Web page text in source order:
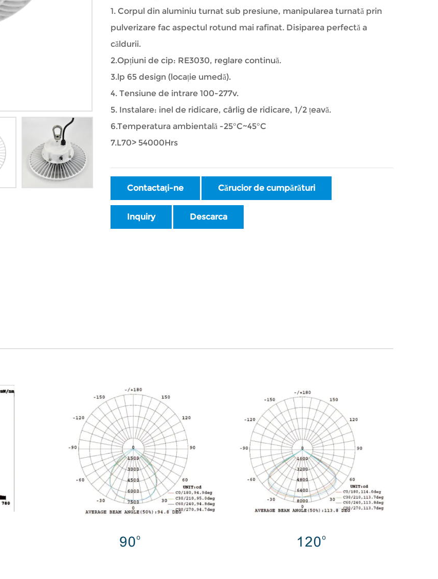
1. Corpul din aluminiu turnat sub presiune, manipularea turnată prin
pulverizare fac aspectul rotund mai rafinat. Disiparea perfectă a
căldurii.
2.Opțiuni de cip: RE3030, reglare continuă.
3.lp 65 design (locație umedă).
4. Tensiune de intrare 100-277v.
5. Instalare: inel de ridicare, cârlig de ridicare, 1/2 țeavă.
6.Temperatura ambientală -25°C~45°C
7.L70> 54000Hrs
Contactaţi-ne Cărucior de cumpărături
Inquiry Descarca